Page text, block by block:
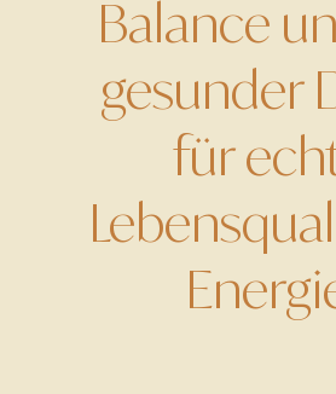
Balance
gesunder
für